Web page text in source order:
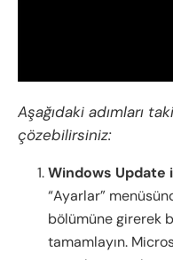
Aşağıdaki adımları
çözebilirsiniz:
Windows Update
“Ayarlar”
bölümüne girerek
tamamlayın.